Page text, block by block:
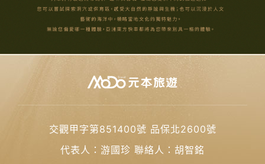
交觀甲字第851400號 品保北2600號
代表人：游國珍 聯絡人：胡智銘